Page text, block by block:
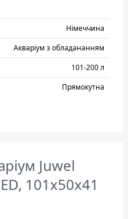
Нiмеччина
Акваріум з обладананням
101-200 л
Прямокутна
Juwel
101х50х41